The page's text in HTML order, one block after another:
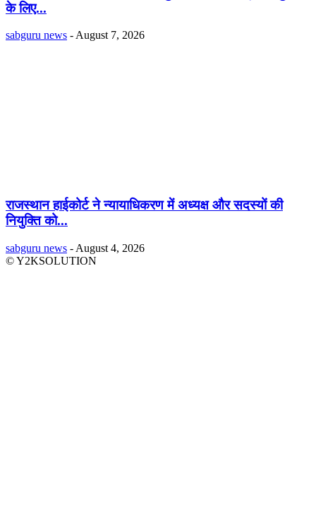
के लिए...
sabguru news - August 7, 2026
राजस्थान हाईकोर्ट ने न्यायाधिकरण में अध्यक्ष और सदस्यों की
नियुक्ति को...
sabguru news - August 4, 2026
© Y2KSOLUTION